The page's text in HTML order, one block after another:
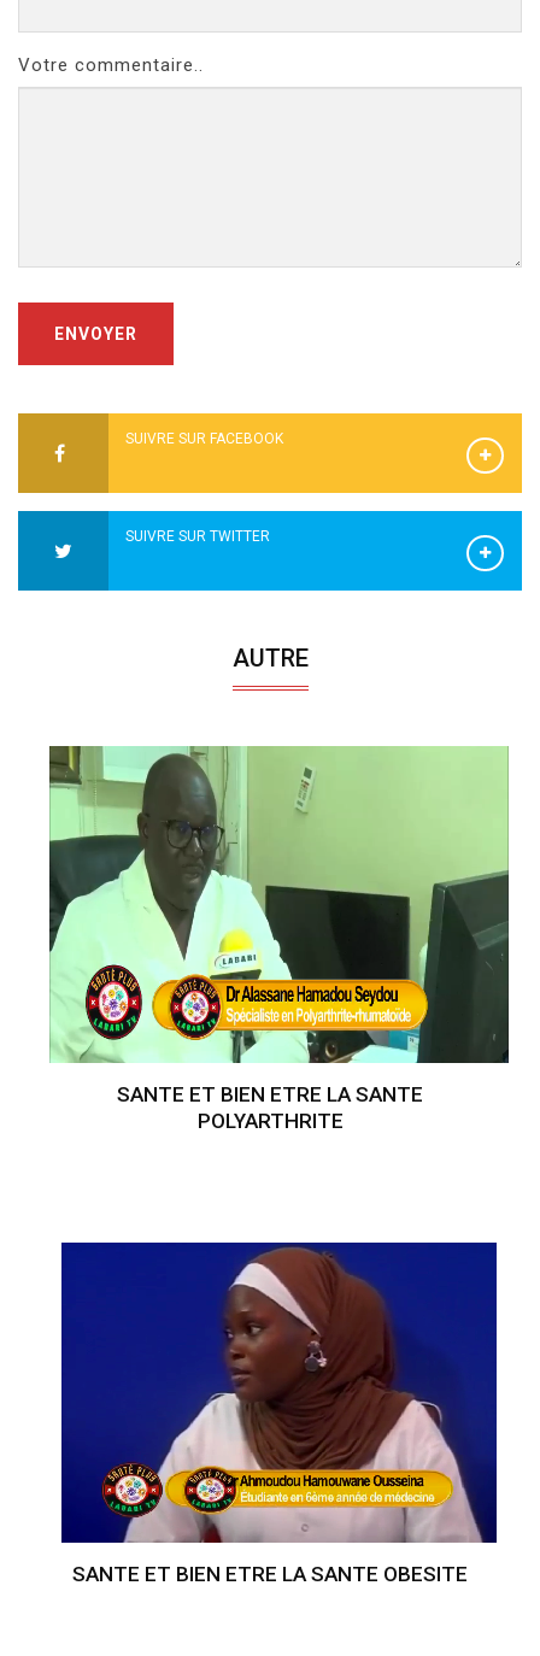
Votre commentaire..
ENVOYER
SUIVRE SUR FACEBOOK
SUIVRE SUR TWITTER
AUTRE
SANTE ET BIEN ETRE LA SANTE
POLYARTHRITE
SANTE ET BIEN ETRE LA SANTE OBESITE